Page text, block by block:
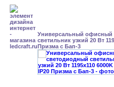
Универсальный офисный
светильник узкий 20 Вт
Призма с Бап-3